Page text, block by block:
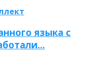
языка с